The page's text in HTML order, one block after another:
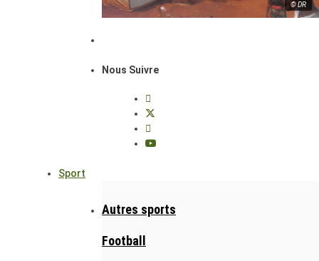
© DR
Nous Suivre
Sport
Autres sports
Football